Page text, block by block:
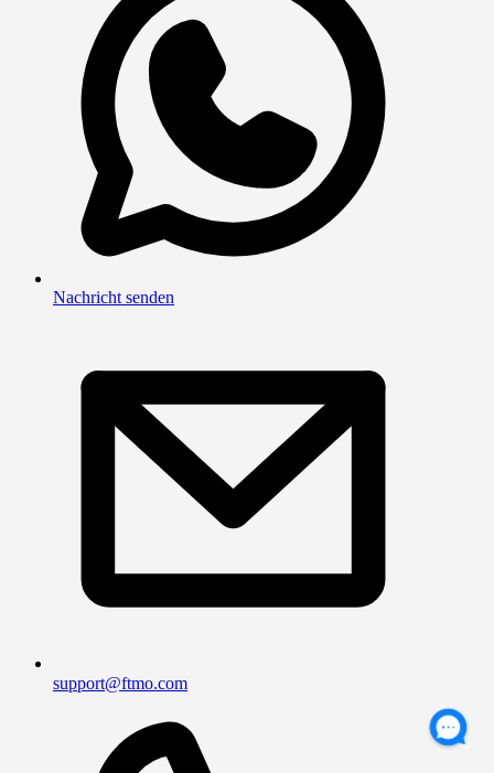
Nachricht senden
support@ftmo.com